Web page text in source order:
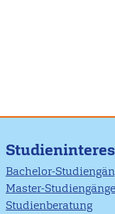
Bachelor-
Master-Studiengänge
Studienberatung